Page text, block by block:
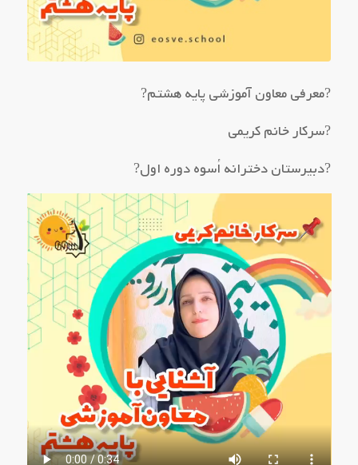
?معرفی معاون آموزشی پایه هشتم?
?سرکار خانم کریمی
?دبیرستان دخترانه اُسوه دوره اول?